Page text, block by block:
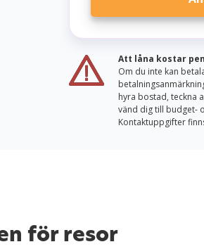
Att låna kostar
Om du inte kan
hyra bostad, teckna
vänd dig till budget-
Kontaktuppgifter
för resor